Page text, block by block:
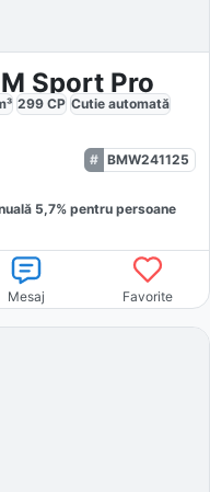
Sport Pro
299 CP Cutie automată
BMW241125
5,7% pentru persoane
Mesaj Favorite